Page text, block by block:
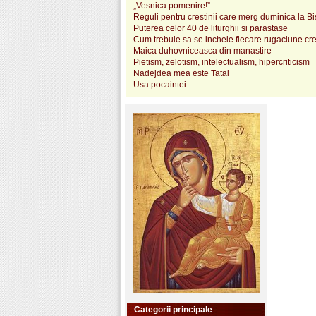
„Vesnica pomenire!”
Reguli pentru crestinii care merg duminica la
Puterea celor 40 de liturghii si parastase
Cum trebuie sa se incheie fiecare rugaciune
Maica duhovniceasca din manastire
Pietism, zelotism, intelectualism, hipercriticism
Nadejdea mea este Tatal
Usa pocaintei
Categorii principale